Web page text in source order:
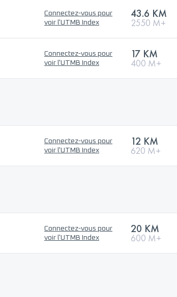
Connectez-vous pour
voir l'UTMB Index
43.6 KM
2550 M+
Connectez-vous pour
voir l'UTMB Index
17 KM
400 M+
Connectez-vous pour
voir l'UTMB Index
12 KM
620 M+
Connectez-vous pour
voir l'UTMB Index
20 KM
600 M+